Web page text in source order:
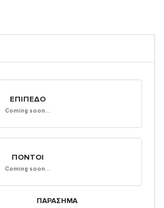
ΕΠΊΠΕΔΟ
Coming soon...
ΠΌΝΤΟΙ
Coming soon...
ΠΑΡΑΣΗΜΑ